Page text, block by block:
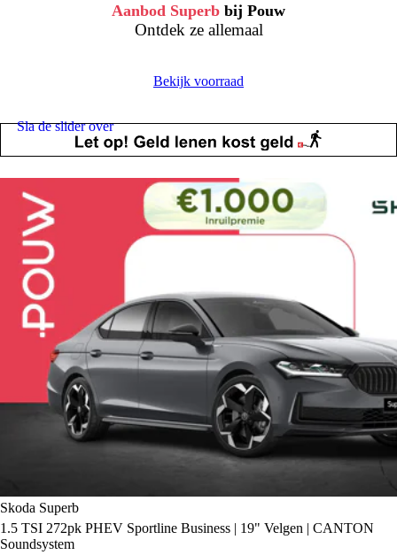
Aanbod Superb bij Pouw
Ontdek ze allemaal
Bekijk voorraad
Sla de slider over
Skoda Superb
1.5 TSI 272pk PHEV Sportline Business | 19" Velgen | CANTON
Soundsystem